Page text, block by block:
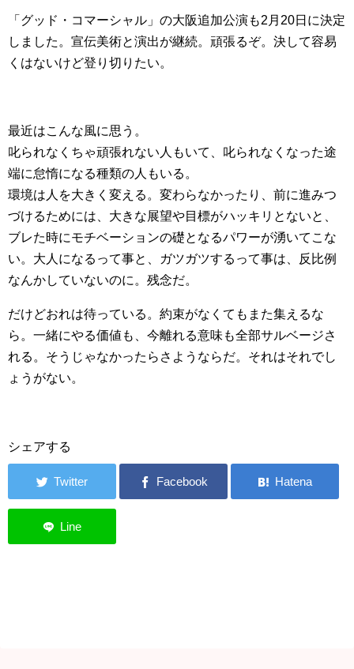
「グッド・コマーシャル」の大阪追加公演も2月20日に決定
しました。宣伝美術と演出が継続。頑張るぞ。決して容易
くはないけど登り切りたい。
最近はこんな風に思う。
叱られなくちゃ頑張れない人もいて、叱られなくなった途
端に怠惰になる種類の人もいる。
環境は人を大きく変える。変わらなかったり、前に進みつ
づけるためには、大きな展望や目標がハッキリとないと、
ブレた時にモチベーションの礎となるパワーが湧いてこな
い。大人になるって事と、ガツガツするって事は、反比例
なんかしていないのに。残念だ。
だけどおれは待っている。約束がなくてもまた集えるな
ら。一緒にやる価値も、今離れる意味も全部サルベージさ
れる。そうじゃなかったらさようならだ。それはそれでし
ょうがない。
シェアする